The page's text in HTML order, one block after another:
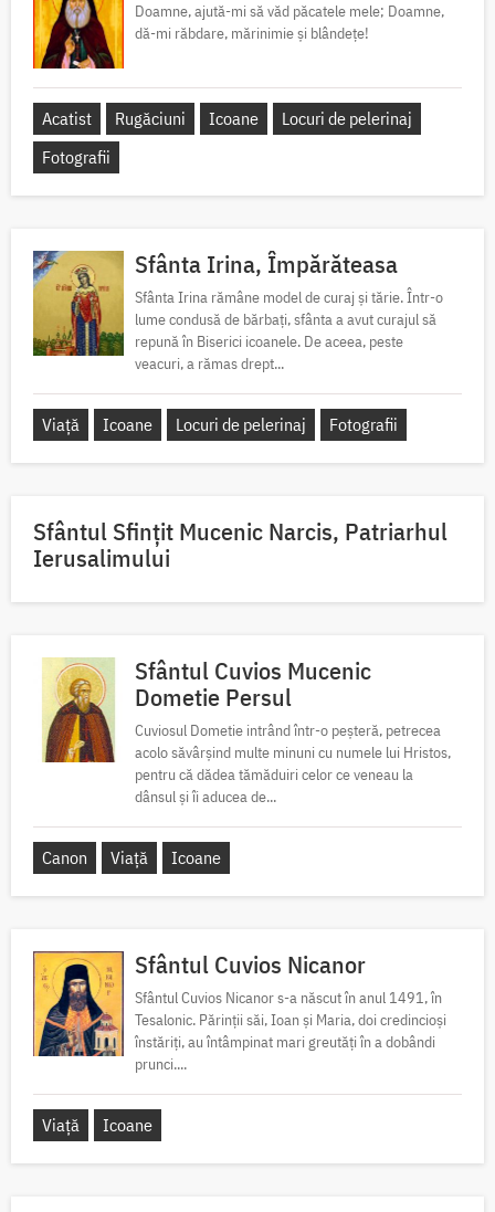
Doamne, ajută-mi să văd păcatele mele; Doamne,
dă-mi răbdare, mărinimie şi blândeţe!
Acatist Rugăciuni Icoane
Locuri de pelerinaj
Fotografii
Sfânta Irina, Împărăteasa
Sfânta Irina rămâne model de curaj și tărie. Într-o
lume condusă de bărbați, sfânta a avut curajul să
repună în Biserici icoanele. De aceea, peste
veacuri, a rămas drept...
Viață Icoane Locuri de pelerinaj Fotografii
Sfântul Sfinţit Mucenic Narcis, Patriarhul
Ierusalimului
Sfântul Cuvios Mucenic
Dometie Persul
Cuviosul Dometie intrând într-o peșteră, petrecea
acolo săvârșind multe minuni cu numele lui Hristos,
pentru că dădea tămăduiri celor ce veneau la
dânsul și îi aducea de...
Canon Viață Icoane
Sfântul Cuvios Nicanor
Sfântul Cuvios Nicanor s-a născut în anul 1491, în
Tesalonic. Părinții săi, Ioan și Maria, doi credincioși
înstăriți, au întâmpinat mari greutăți în a dobândi
prunci....
Viață Icoane